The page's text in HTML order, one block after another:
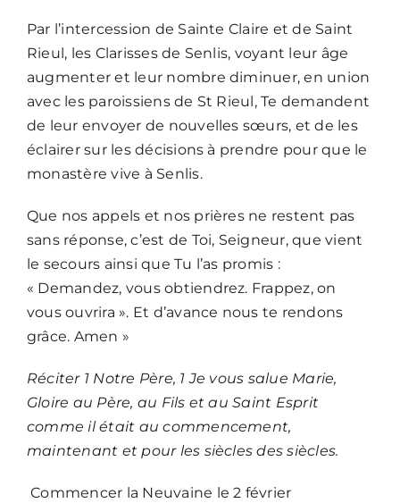
Par l’intercession de Sainte Claire et de Saint
Rieul, les Clarisses de Senlis, voyant leur âge
augmenter et leur nombre diminuer, en union
avec les paroissiens de St Rieul, Te demandent
de leur envoyer de nouvelles sœurs, et de les
éclairer sur les décisions à prendre pour que le
monastère vive à Senlis.
Que nos appels et nos prières ne restent pas
sans réponse, c’est de Toi, Seigneur, que vient
le secours ainsi que Tu l’as promis :
« Demandez, vous obtiendrez. Frappez, on
vous ouvrira ». Et d’avance nous te rendons
grâce. Amen »
Réciter 1 Notre Père, 1 Je vous salue Marie,
Gloire au Père, au Fils et au Saint Esprit
comme il était au commencement,
maintenant et pour les siècles des siècles.
Commencer la Neuvaine le 2 février